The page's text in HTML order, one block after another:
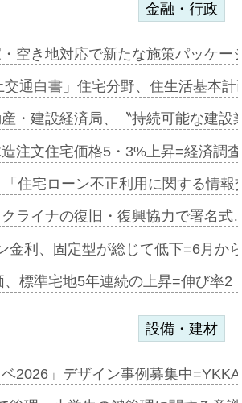
金融・行政
空き地対応で新たな施策パッケ
交通白書」住宅分野、住生活基本
・建設経済局、〝持続可能な建
注文住宅価格5・3%上昇=経済調
住宅ローン不正利用に関する情
クライナの復旧・復興協力で署名
金利、固定型が総じて低下=6月か
、標準宅地5年連続の上昇=伸び率
設備・建材
ベ2026」デザイン事例募集中